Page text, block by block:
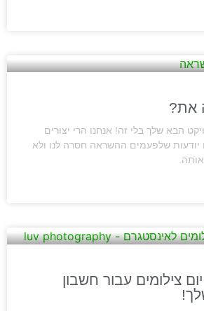
את?
הבא שלך בלי זה! אנחנו הרי יצורים
יודעות שלפעמים ההשראה חסרה לנו ולא
צילומים עבור חשבון